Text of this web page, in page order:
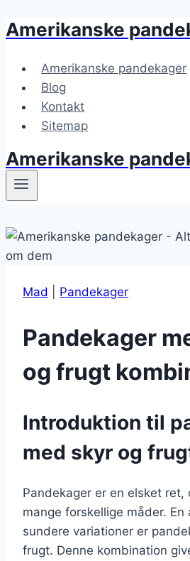
Fortsæt
indhold
Amerikanske
Amerikanske pandekager
Blog
Kontakt
Sitemap
Amerikanske
Mad Pandekager
Pandekager
og frugt
Introduktion til
med skyr og
Pandekager er en elsket ret,
mange forskellige måder. En
sundere variationer er
frugt. Denne kombination